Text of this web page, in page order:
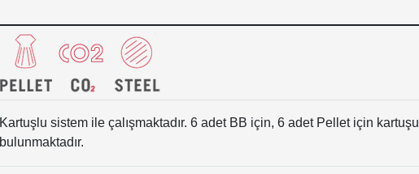
Kartuşlu sistem ile çalışmaktadır. 6 adet BB için, 6 adet Pellet için kartuşu
bulunmaktadır.